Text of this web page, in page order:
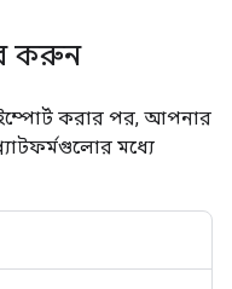
করুন
করার পর, আপনার
মধ্যে